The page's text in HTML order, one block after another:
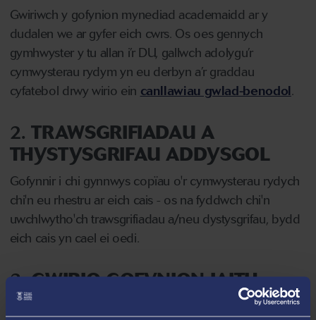
Gwiriwch y gofynion mynediad academaidd ar y
dudalen we ar gyfer eich cwrs. Os oes gennych
gymhwyster y tu allan i’r DU, gallwch adolygu’r
cymwysterau rydym yn eu derbyn a’r graddau
cyfatebol drwy wirio ein canllawiau gwlad-benodol.
2.TRAWSGRIFIADAU A
THYSTYSGRIFAU ADDYSGOL
Gofynnir i chi gynnwys copïau o'r cymwysterau rydych
chi'n eu rhestru ar eich cais - os na fyddwch chi'n
uwchlwytho'ch trawsgrifiadau a/neu dystysgrifau, bydd
eich cais yn cael ei oedi.
3.GWIRIO GOFYNION IAITH
SAESNEG/CYMRAEG